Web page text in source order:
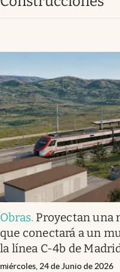
Obras. Proyectan una
que conectará a un
la línea C-4b de
miércoles, 24 de Junio de 2026